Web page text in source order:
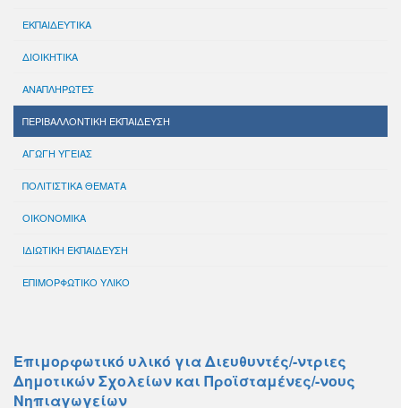
ΕΚΠΑΙΔΕΥΤΙΚΑ
ΔΙΟΙΚΗΤΙΚΑ
ΑΝΑΠΛΗΡΩΤΕΣ
ΠΕΡΙΒΑΛΛΟΝΤΙΚΗ ΕΚΠΑΙΔΕΥΣΗ
ΑΓΩΓΗ ΥΓΕΙΑΣ
ΠΟΛΙΤΙΣΤΙΚΑ ΘΕΜΑΤΑ
ΟΙΚΟΝΟΜΙΚΑ
ΙΔΙΩΤΙΚΗ ΕΚΠΑΙΔΕΥΣΗ
ΕΠΙΜΟΡΦΩΤΙΚΟ ΥΛΙΚΟ
Επιμορφωτικό υλικό για Διευθυντές/-ντριες
Δημοτικών Σχολείων και Προϊσταμένες/-νους
Νηπιαγωγείων